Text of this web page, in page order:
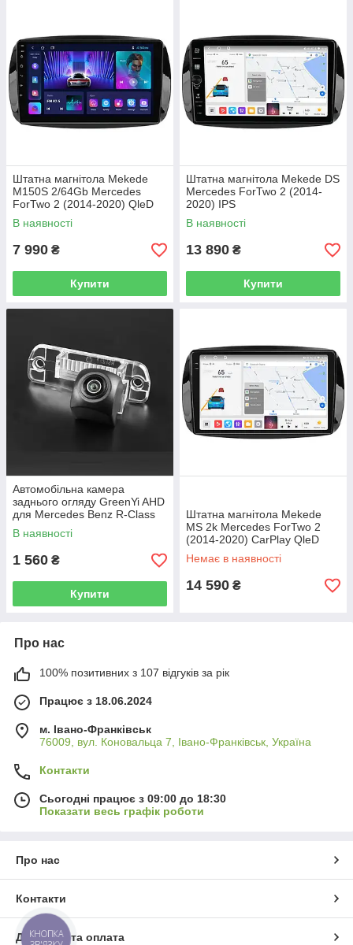
Штатна магнітола Mekede
M150S 2/64Gb Mercedes
ForTwo 2 (2014-2020) QleD
В наявності
7 990 ₴
Купити
Штатна магнітола Mekede DS
Mercedes ForTwo 2 (2014-
2020) IPS
В наявності
13 890 ₴
Купити
Автомобільна камера
заднього огляду GreenYi AHD
для Mercedes Benz R-Class
W251 2006-2013/X164 2006-
2012/W164 2005-2011
В наявності
1 560 ₴
Купити
Штатна магнітола Mekede
MS 2k Mercedes ForTwo 2
(2014-2020) CarPlay QleD
Немає в наявності
14 590 ₴
Про нас
100% позитивних з 107 відгуків за рік
Працює з 18.06.2024
м. Івано-Франківськ
76009, вул. Коновальца 7, Івано-Франківськ, Україна
Контакти
Сьогодні працює з 09:00 до 18:30
Показати весь графік роботи
Про нас
Контакти
Доставка та оплата
КНОПКА